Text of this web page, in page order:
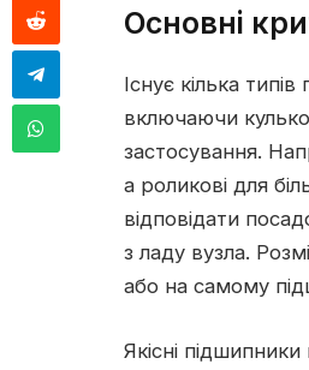
Основні
Існує кілька
включаючи
застосування.
а роликові для
відповідати
з ладу вузла.
або на самому
Якісні